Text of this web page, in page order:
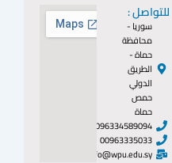
للتواصل :
سوريا -
محافظة
حماة -
الطريق
الدولي
حمص
حماة
0096334589094
00963335033
info@wpu.edu.sy